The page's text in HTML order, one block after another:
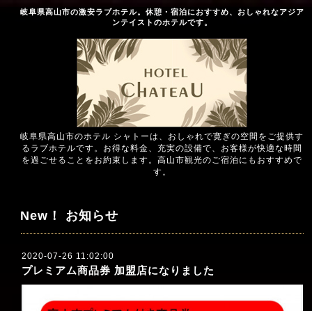
岐阜県高山市の激安ラブホテル。休憩・宿泊におすすめ、おしゃれなアジア
ンテイストのホテルです。
岐阜県高山市のホテル シャトーは、おしゃれで寛ぎの空間をご提供す
るラブホテルです。お得な料金、充実の設備で、お客様が快適な時間
を過ごせることをお約束します。高山市観光のご宿泊にもおすすめで
す。
New！ お知らせ
2020-07-26 11:02:00
プレミアム商品券 加盟店になりました